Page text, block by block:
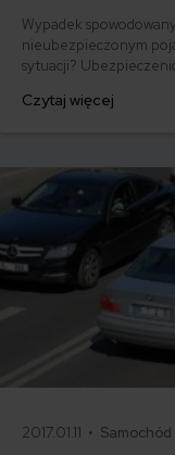
Wypadek
nieubezpieczonym
sytuacji?
przypadkach możesz
Czytaj więcej
2017.01.11 • Samochód